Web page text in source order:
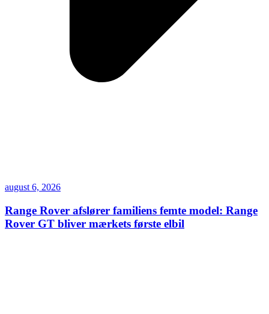
august 6, 2026
Range Rover afslører familiens femte model: Range
Rover GT bliver mærkets første elbil